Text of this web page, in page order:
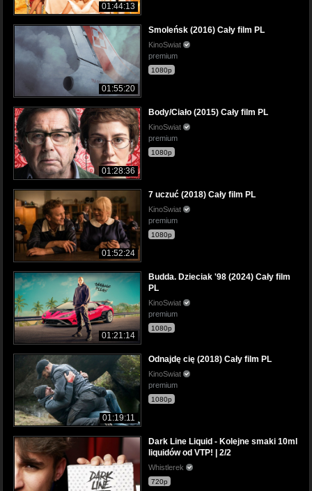
01:44:13
01:55:20
Smoleńsk (2016) Cały film PL
KinoSwiat
premium
1080p
01:28:36
Body/Ciało (2015) Cały film PL
KinoSwiat
premium
1080p
01:52:24
7 uczuć (2018) Cały film PL
KinoSwiat
premium
1080p
01:21:14
Budda. Dzieciak '98 (2024) Cały film
PL
KinoSwiat
premium
1080p
01:19:11
Odnajdę cię (2018) Cały film PL
KinoSwiat
premium
1080p
Dark Line Liquid - Kolejne smaki 10ml
liquidów od VTP! | 2/2
Whistlerek
720p